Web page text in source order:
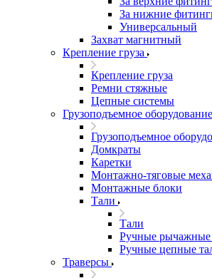
За нижние
Универсальный
Захват магнитный
Крепление груза
Крепление груза
Ремни стяжные
Цепные системы
Грузоподъемное оборудование
Грузоподъемное
Домкраты
Каретки
Монтажно-тяговые
Монтажные блоки
Тали
Тали
Ручные рычажные
Ручные цепные
Траверсы